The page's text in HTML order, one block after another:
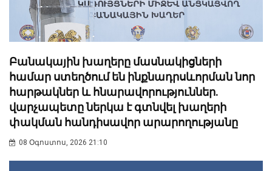
Բանակային խաղերը մասնակիցների
համար ստեղծում են ինքնադրսևորման նոր
հարթակներ և հնարավորություններ.
վարչապետը ներկա է գտնվել խաղերի
փակման հանդիսավոր արարողությանը
08 Օգոստոս, 2026 21:10